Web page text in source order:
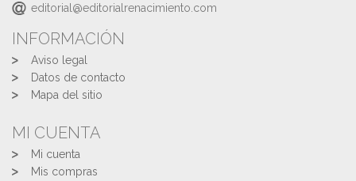
editorial@editorialrenacimiento.com
INFORMACIÓN
Aviso legal
Datos de contacto
Mapa del sitio
MI CUENTA
Mi cuenta
Mis compras